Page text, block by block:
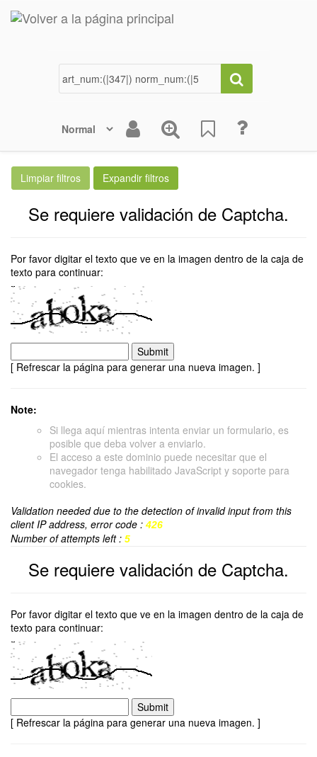
Se requiere validación de Captcha.
Por favor digitar el texto que ve en la imagen dentro de la caja de
texto para continuar:
[ Refrescar la página para generar una nueva imagen. ]
Note:
Si llega aquí mientras intenta enviar un formulario, es
posible que deba volver a enviarlo.
El acceso a este dominio puede necesitar que el
navegador tenga habilitado JavaScript y soporte para
cookies.
Validation needed due to the detection of invalid input from this
client IP address, error code : 426
Number of attempts left : 5
Se requiere validación de Captcha.
Por favor digitar el texto que ve en la imagen dentro de la caja de
texto para continuar:
[ Refrescar la página para generar una nueva imagen. ]